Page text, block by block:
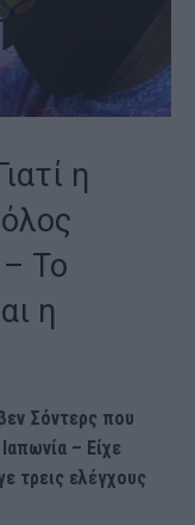
η
Το
η
Σόντερς που
– Είχε
τρεις ελέγχους